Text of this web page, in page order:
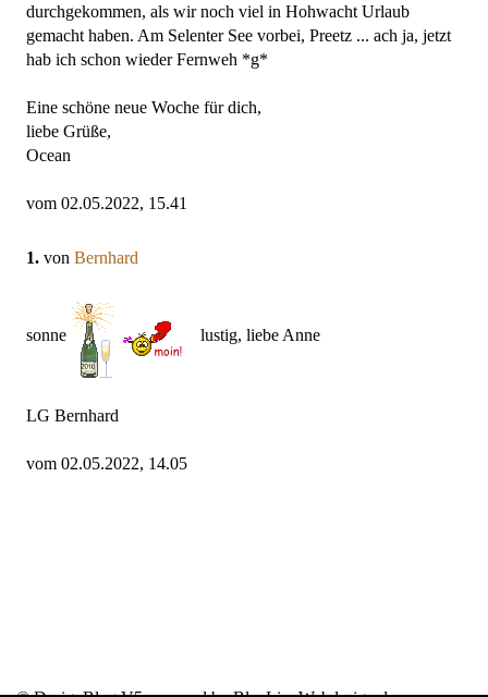
durchgekommen, als wir noch viel in Hohwacht Urlaub
gemacht haben. Am Selenter See vorbei, Preetz ... ach ja, jetzt
hab ich schon wieder Fernweh *g*
Eine schöne neue Woche für dich,
liebe Grüße,
Ocean
vom 02.05.2022, 15.41
1. von Bernhard
sonne lustig, liebe Anne
LG Bernhard
vom 02.05.2022, 14.05